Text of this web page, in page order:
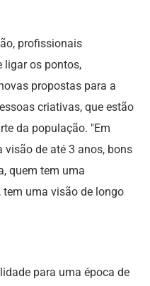
profissionais
ligar os pontos,
propostas para a
criativas, que estão
da população. "Em
visão de até 3 anos, bons
quem tem uma
tem uma visão de longo
para uma época de